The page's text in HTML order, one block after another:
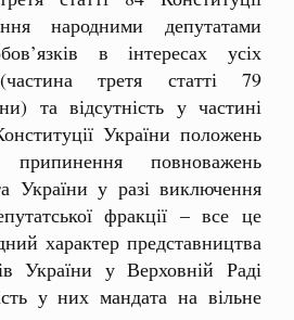
народними депутатами
в інтересах усіх
(частина третя статті 79
та відсутність у частині
України положень
повноважень
України у разі виключення
фракції – все це
характер представництва
України у Верховній Раді
у них мандата на вільне